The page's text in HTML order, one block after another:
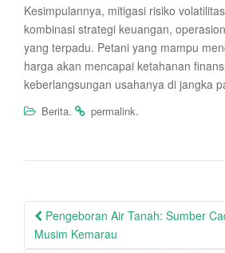
Kesimpulannya, mitigasi risiko
kombinasi strategi keuangan,
yang terpadu. Petani yang mampu
harga akan mencapai ketahanan
keberlangsungan usahanya di jangka
Berita. permalink.
Post
navigation
Pengeboran Air Tanah: Sumber
Musim Kemarau